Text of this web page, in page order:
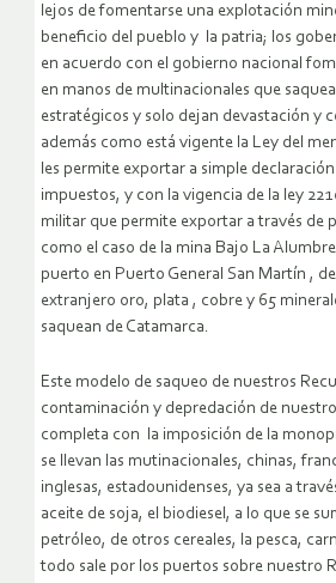
lejos de fomentarse una explotación
beneficio del pueblo y la patria; los
en acuerdo con el gobierno nacional
en manos de multinacionales que
estratégicos y solo dejan devastación y
además como está vigente la Ley del
les permite exportar a simple
impuestos, y con la vigencia de la ley
militar que permite exportar a través de
como el caso de la mina Bajo La
puerto en Puerto General San Martín ,
extranjero oro, plata , cobre y 65
saquean de Catamarca.
Este modelo de saqueo de nuestros
contaminación y depredación de
completa con la imposición de la
se llevan las mutinacionales, chinas,
inglesas, estadounidenses, ya sea a
aceite de soja, el biodiesel, a lo que se
petróleo, de otros cereales, la pesca,
todo sale por los puertos sobre nuestro